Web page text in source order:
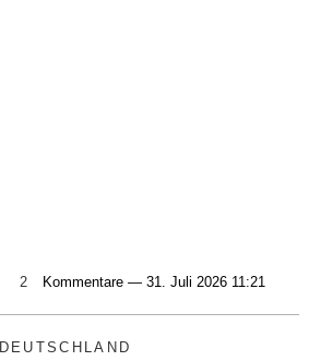
2 Kommentare — 31. Juli 2026 11:21
DEUTSCHLAND